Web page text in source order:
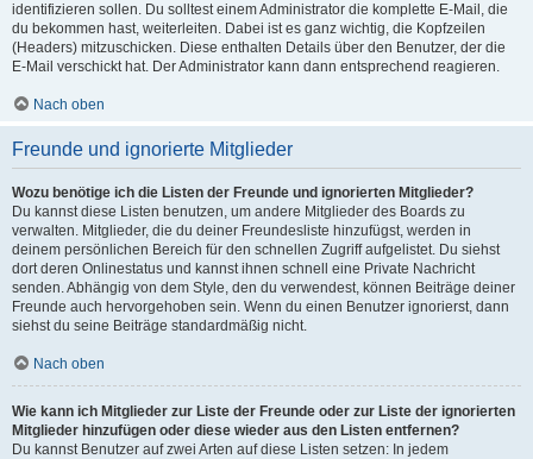
identifizieren sollen. Du solltest einem Administrator die komplette E-Mail, die
du bekommen hast, weiterleiten. Dabei ist es ganz wichtig, die Kopfzeilen
(Headers) mitzuschicken. Diese enthalten Details über den Benutzer, der die
E-Mail verschickt hat. Der Administrator kann dann entsprechend reagieren.
Nach oben
Freunde und ignorierte Mitglieder
Wozu benötige ich die Listen der Freunde und ignorierten Mitglieder?
Du kannst diese Listen benutzen, um andere Mitglieder des Boards zu
verwalten. Mitglieder, die du deiner Freundesliste hinzufügst, werden in
deinem persönlichen Bereich für den schnellen Zugriff aufgelistet. Du siehst
dort deren Onlinestatus und kannst ihnen schnell eine Private Nachricht
senden. Abhängig von dem Style, den du verwendest, können Beiträge deiner
Freunde auch hervorgehoben sein. Wenn du einen Benutzer ignorierst, dann
siehst du seine Beiträge standardmäßig nicht.
Nach oben
Wie kann ich Mitglieder zur Liste der Freunde oder zur Liste der ignorierten
Mitglieder hinzufügen oder diese wieder aus den Listen entfernen?
Du kannst Benutzer auf zwei Arten auf diese Listen setzen: In jedem